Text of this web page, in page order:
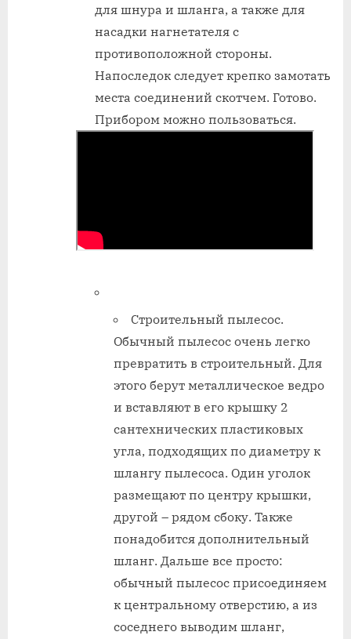
для шнура и шланга, а также для
насадки нагнетателя с
противоположной стороны.
Напоследок следует крепко замотать
места соединений скотчем. Готово.
Прибором можно пользоваться.
Строительный пылесос.
Обычный пылесос очень легко
превратить в строительный. Для
этого берут металлическое ведро
и вставляют в его крышку 2
сантехнических пластиковых
угла, подходящих по диаметру к
шлангу пылесоса. Один уголок
размещают по центру крышки,
другой – рядом сбоку. Также
понадобится дополнительный
шланг. Дальше все просто:
обычный пылесос присоединяем
к центральному отверстию, а из
соседнего выводим шланг,